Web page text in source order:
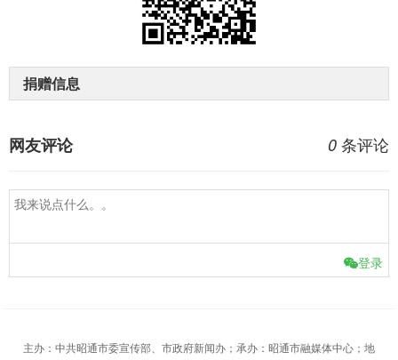
捐赠信息
0 条评论
网友评论
登录
主办：中共昭通市委宣传部、市政府新闻办；承办：昭通市融媒体中心；地